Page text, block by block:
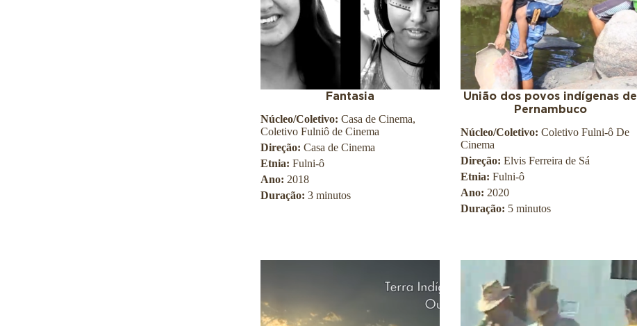
Fantasia
Núcleo/Coletivo: Casa de Cinema,
Coletivo Fulniô de Cinema
Direção: Casa de Cinema
Etnia: Fulni-ô
Ano: 2018
Duração: 3 minutos
União dos povos indígenas de
Pernambuco
Núcleo/Coletivo:Coletivo Fulni-ô De
Cinema
Direção:Elvis Ferreira de Sá
Etnia:Fulni-ô
Ano: 2020
Duração: 5 minutos